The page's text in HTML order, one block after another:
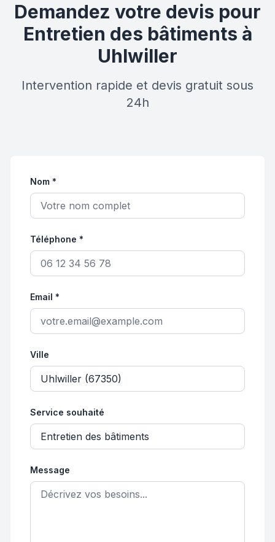
Demandez votre devis pour
Entretien des bâtiments à
Uhlwiller
Intervention rapide et devis gratuit sous
24h
Nom *
Téléphone *
Email *
Ville
Service souhaité
Message